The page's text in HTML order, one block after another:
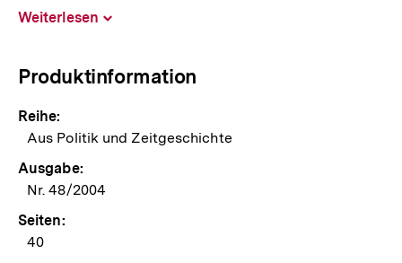
Weiterlesen
Produktinformation
Reihe:
Aus Politik und Zeitgeschichte
Ausgabe:
Nr. 48/2004
Seiten:
40